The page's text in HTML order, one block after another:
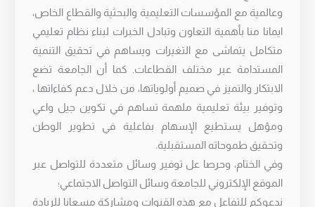
وعالمية مع المؤسسات التعليمية والبحثية والقطاع الخاص،
ايمانا منا بأهمية التعاون وتبادل الخبرات لبناء نظام تعليمي
متكامل يتماشى مع التغيرات ويساهم في تحقيق التنمية
المستدامة عبر مختلف القطاعات. كما أن الجامعة تضع
الابتكار والتميز في صميم أولوياتها، من خلال دعم كفاءاتها ،
وتوفير بيئة تعليمية ملهمة تساهم في تكوين جيل واعي
ومؤهل يستطيع الإسهام بفاعلية في تطوير الوطن
وتحقيق طموحاته المستقبلية.
وفي الختام، وحرصا عل توفير وسائل متعددة للتواصل عبر
الموقع الإلكتروني للجامعة وسائل التواصل الاجتماعي؛
ندعوكم للتفاعل مع هذه القنوات ومشاركة مسعانا للريادة